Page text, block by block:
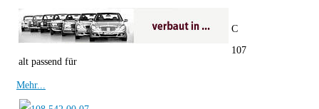
alt passend für
C
107
Mehr...